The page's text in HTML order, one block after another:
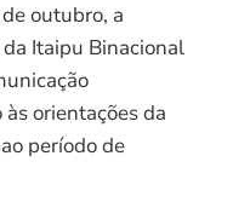
outubro, a
Itaipu Binacional
orientações da
período de